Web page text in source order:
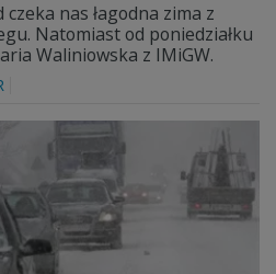
nas łagodna zima z
Natomiast od poniedziałku
Waliniowska z IMiGW.